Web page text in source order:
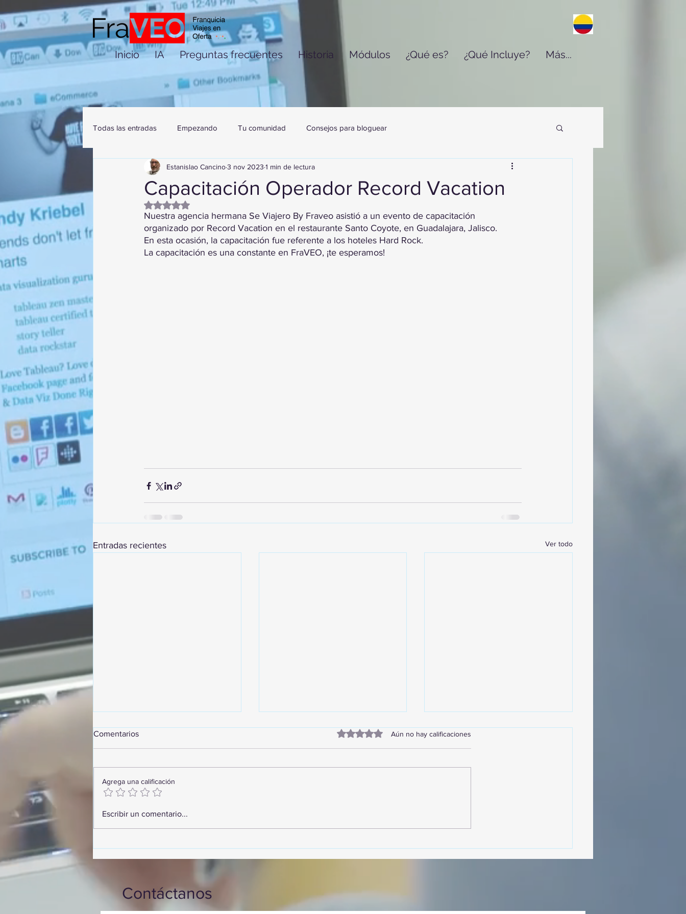
Inicio IA Preguntas frecuentes Historia Módulos ¿Qué es? ¿Qué Incluye? Más...
Todas las entradas Empezando Tu comunidad Consejos para bloguear
Capacitación Operador Record Vacation
Estanislao Cancino3 nov 2023 1 min de lectura
Obtuvo NaN de 5 estrellas.
Nuestra agencia hermana Se Viajero By Fraveo asistió a un evento de capacitación
organizado por Record Vacation en el restaurante Santo Coyote, en Guadalajara, Jalisco.
En esta ocasión, la capacitación fue referente a los hoteles Hard Rock.
La capacitación es una constante en FraVEO, ¡te esperamos!
Entradas recientes Ver todo
GoMapTravelByFraveo
capacitación realizado en el
Zoom
organizada por Nefertari
Comentarios Obtuvo 0 de 5 estrellas.
Aún no hay calificaciones
Agrega una calificación
Escribir un comentario...
Contáctanos